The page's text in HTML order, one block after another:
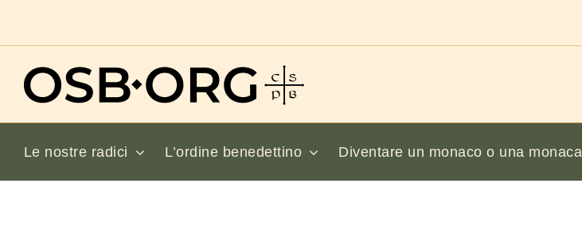
Le nostre radici L’ordine benedettino Diventare un monaco o una monaca